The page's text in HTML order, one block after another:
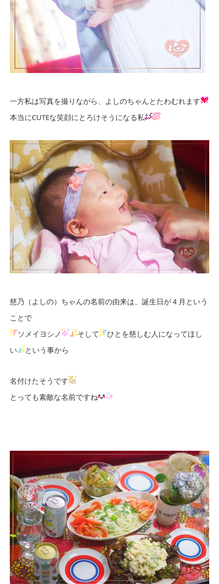
一方私は写真を撮りながら、よしのちゃんとたわむれます
本当にCUTEな笑顔にとろけそうになる私
慈乃（よしの）ちゃんの名前の由来は、誕生日が４月という
ことで
ソメイヨシノ
そして
ひとを慈しむ人になってほし
い
という事から
名付けたそうです
とっても素敵な名前ですね